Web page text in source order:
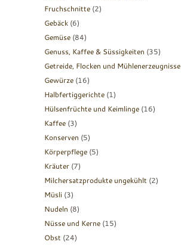
Fruchschnitte (2)
Gebäck (6)
Gemüse (84)
Genuss, Kaffee & Süssigkeiten (35)
Getreide, Flocken und Mühlenerzeugnisse
Gewürze (16)
Halbfertiggerichte (1)
Hülsenfrüchte und Keimlinge (16)
Kaffee (3)
Konserven (5)
Körperpflege (5)
Kräuter (7)
Milchersatzprodukte ungekühlt (2)
Müsli (3)
Nudeln (8)
Nüsse und Kerne (15)
Obst (24)